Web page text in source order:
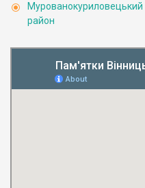
Мурованокуриловецький
район